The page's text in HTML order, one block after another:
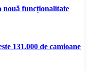
nouă funcționalitate
131.000 de camioane